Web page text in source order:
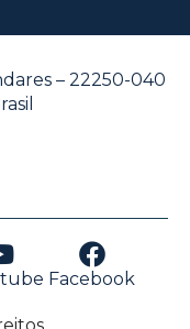
– 22250-040
Facebook